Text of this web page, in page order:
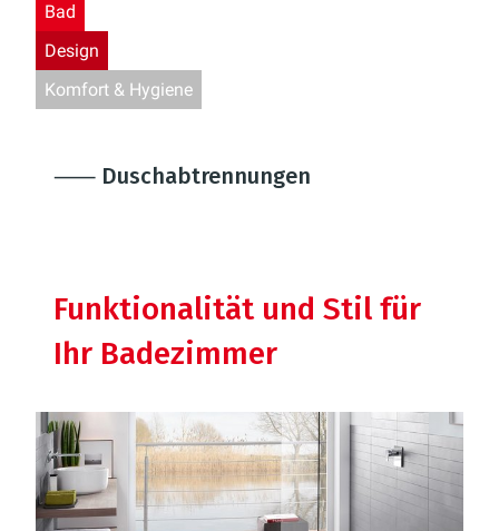
Bad
Design
Komfort & Hygiene
⸺ Duschabtrennungen
Funktionalität und Stil für
Ihr Badezimmer